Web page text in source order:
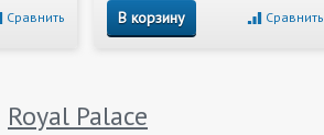
Сравнить В корзину Сравнить
Royal Palace